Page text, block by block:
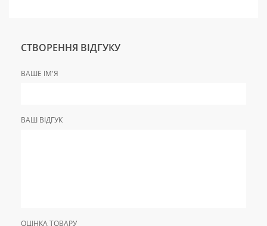
СТВОРЕННЯ ВІДГУКУ
ВАШЕ ІМ'Я
ВАШ ВІДГУК
ОЦІНКА ТОВАРУ